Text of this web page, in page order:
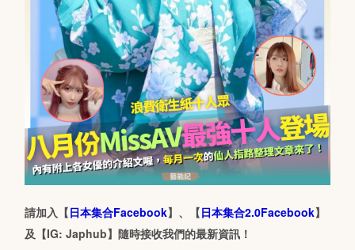
請加入【日本集合Facebook】、【日本集合2.0Facebook】
及【IG: Japhub】隨時接收我們的最新資訊！